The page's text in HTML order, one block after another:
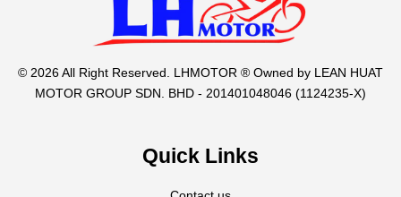
© 2026 All Right Reserved. LHMOTOR ® Owned by LEAN HUAT
MOTOR GROUP SDN. BHD - 201401048046 (1124235-X)
Quick Links